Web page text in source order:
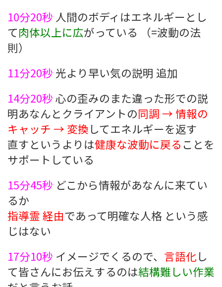
10分20秒 人間のボディはエネルギーとし
て肉体以上に広がっている （=波動の法
則）
11分20秒 光より早い気の説明 追加
14分20秒心の歪みのまた違った形での説
明あなんとクライアントの同調 → 情報の
キャッチ → 変換してエネルギーを返す
直すというよりは健康な波動に戻る ことを
サポートしている
15分45秒 どこから情報があなんに来てい
るか
指導霊 経由であって明確な人格 という感
じはない
17分10秒 イメージでくるので、 言語化し
て皆さんにお伝えするのは結構難しい作業